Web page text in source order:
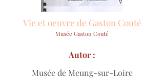
Vie et oeuvre de Gaston Couté
Musée Gaston Couté
Musée de Meung-sur-Loire
Autor :